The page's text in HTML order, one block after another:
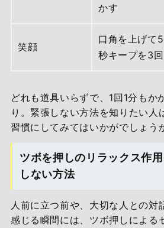
かす
笑顔
口角を上げて5
秒キープを3回
どれも道具いらずで、1回1分もか
り。緊張しない方法を知りたい人
習慣にしてみてはいかがでしょう
ツボを押しのリラックス作
しない方法
人前に立つ前や、大切な人との対
感じる瞬間には、ツボ押しによる